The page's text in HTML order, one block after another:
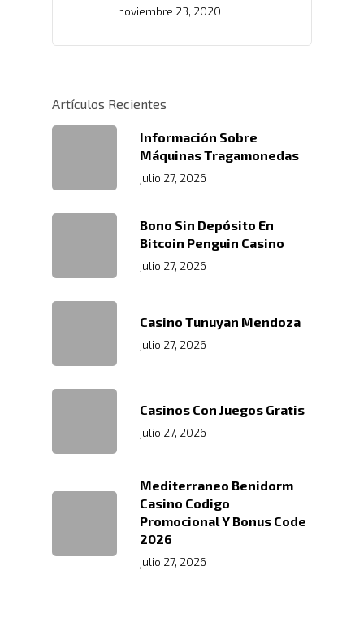
noviembre 23, 2020
Artículos Recientes
Información Sobre
Máquinas Tragamonedas
julio 27, 2026
Bono Sin Depósito En
Bitcoin Penguin Casino
julio 27, 2026
Casino Tunuyan Mendoza
julio 27, 2026
Casinos Con Juegos Gratis
julio 27, 2026
Mediterraneo Benidorm
Casino Codigo
Promocional Y Bonus Code
2026
julio 27, 2026
Servicios
Almacenamiento Y
Transporte Terrestre
Distribución De
Servicio Aduanal
Logística Automotriz
Centros De
Contacto
Links De
Proveedores
Plataforma RRHH
Nosotros
Blog